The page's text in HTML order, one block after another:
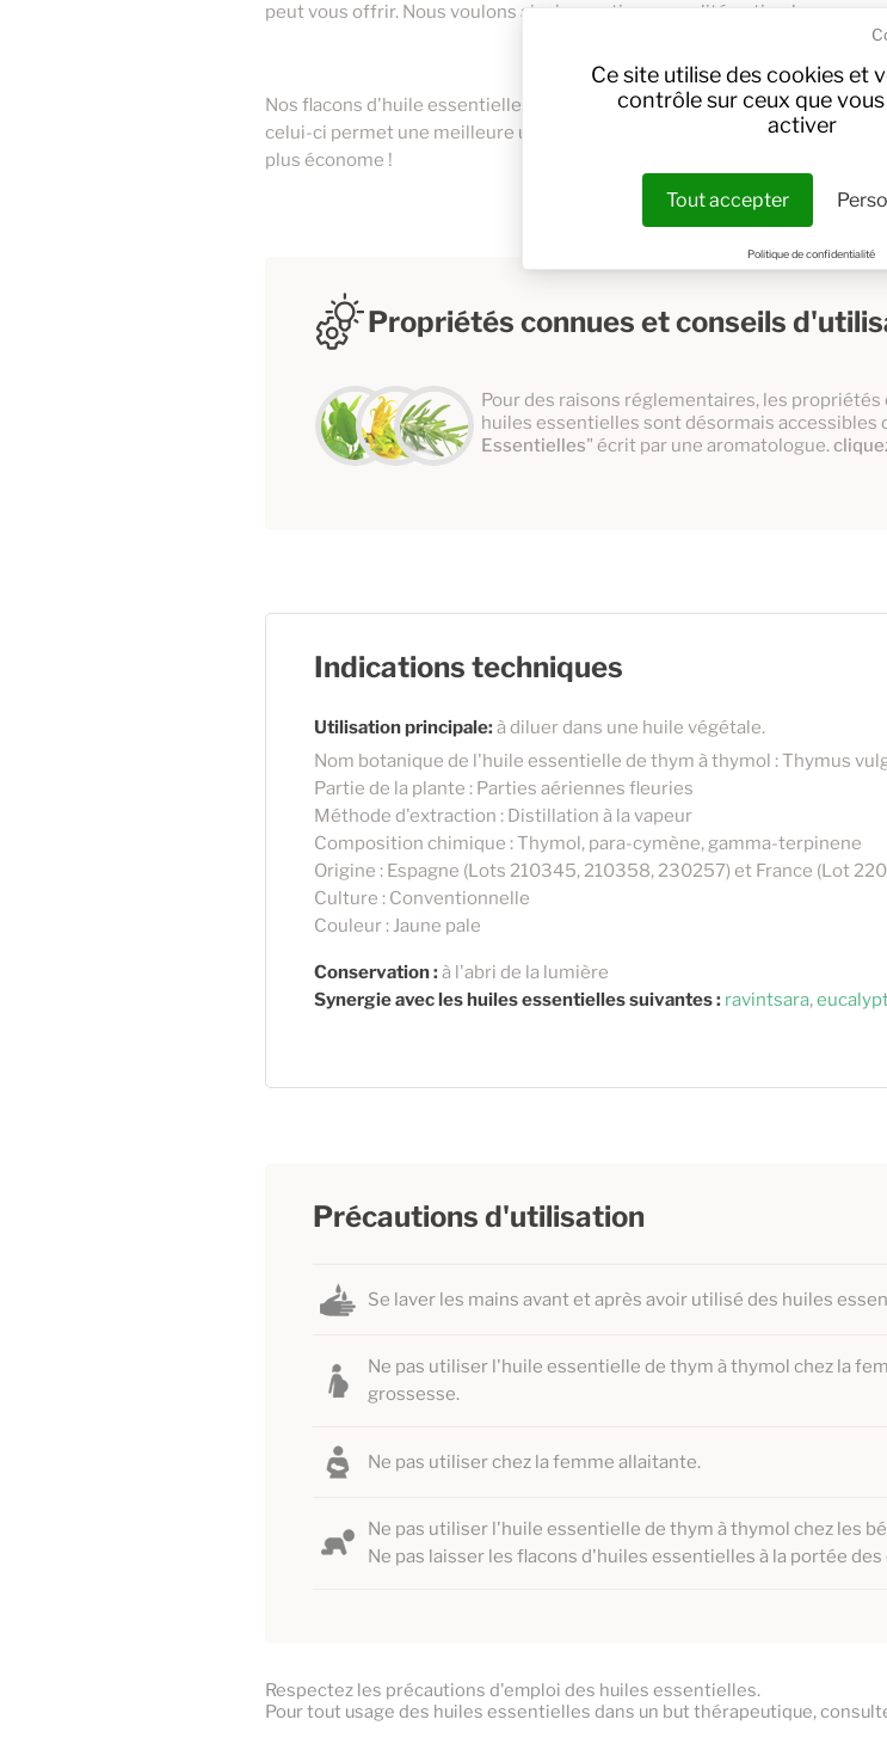
Ce site utilise des cookies et
contrôle sur ceux que
activer
Tout accepter
Politique de confidentialité
peut vous offrir. Nous voulons ainsi garantir une qualité optimale.
Nos flacons d'huile essentielle de thym à thymol sont munis d'un
celui-ci permet une meilleure utilisation de l'huile essentielle de thym à
plus économe !
Propriétés connues et conseils
Pour des raisons réglementaires, les
huiles essentielles sont désormais accessibles
Essentielles" écrit par une aromatologue.
Indications techniques
Utilisation principale:à diluer dans une huile végétale.
Nom botanique de l'huile essentielle de thym à thymol : Thymus
Partie de la plante : Parties aériennes fleuries
Méthode d'extraction : Distillation à la vapeur
Composition chimique : Thymol, para-cymène, gamma-terpinene
Origine : Espagne (Lots 210345, 210358, 230257) et France (Lot
Culture : Conventionnelle
Couleur : Jaune pale
Conservation :à l'abri de la lumière
Synergie avec les huiles essentielles suivantes : ravintsara,
Précautions d'utilisation
Se laver les mains avant et après avoir utilisé des huiles
Ne pas utiliser l'huile essentielle de thym à thymol chez la
grossesse.
Ne pas utiliser chez la femme allaitante.
Ne pas utiliser l'huile essentielle de thym à thymol chez les
Ne pas laisser les flacons d'huiles essentielles à la portée
Respectez les précautions d'emploi des huiles essentielles.
Pour tout usage des huiles essentielles dans un but thérapeutique,